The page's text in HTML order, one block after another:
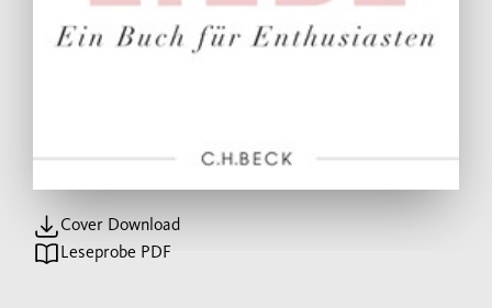
Cover Download
Leseprobe PDF